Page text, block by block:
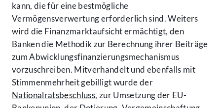
kann, die für eine bestmögliche
Vermögensverwertung erforderlich sind. Weiters
wird die Finanzmarktaufsicht ermächtigt, den
Banken die Methodik zur Berechnung ihrer Beiträge
zum Abwicklungsfinanzierungsmechanismus
vorzuschreiben. Mitverhandelt und ebenfalls mit
Stimmenmehrheit gebilligt wurde der
Nationalratsbeschluss, zur Umsetzung der EU-